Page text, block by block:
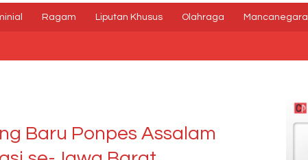
Ragam Liputan Khusus Olahraga Mancanegara
Baru Ponpes Assalam